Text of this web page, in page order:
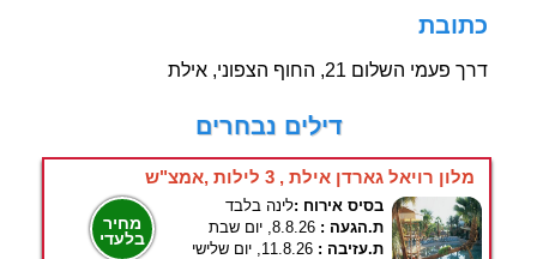
כתובת
דרך פעמי השלום 21, החוף הצפוני, אילת
דילים נבחרים
מלון רויאל גארדן אילת , 3 לילות ,אמצ"ש
מחיר
בלעדי
בסיס אירוח :לינה בלבד
ת.הגעה : 8.8.26, יום שבת
ת.עזיבה : 11.8.26, יום שלישי